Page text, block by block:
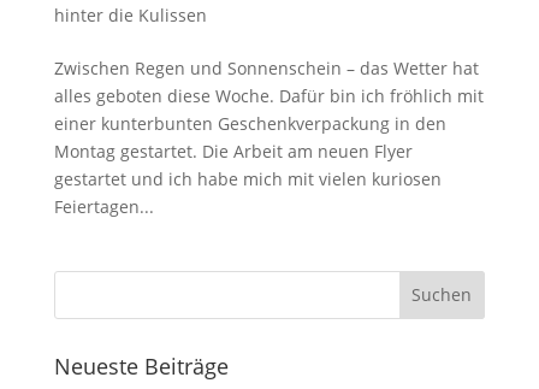
hinter die Kulissen
Zwischen Regen und Sonnenschein – das Wetter hat
alles geboten diese Woche. Dafür bin ich fröhlich mit
einer kunterbunten Geschenkverpackung in den
Montag gestartet. Die Arbeit am neuen Flyer
gestartet und ich habe mich mit vielen kuriosen
Feiertagen...
Neueste Beiträge